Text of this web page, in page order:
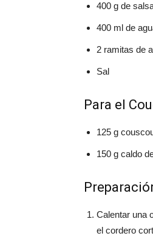
400 g de
400 ml de
2 ramitas de
Sal
Para el
125 g
150 g caldo
Calentar una
el cordero